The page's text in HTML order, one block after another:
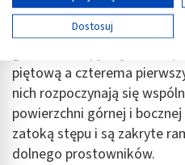
Tworzą one wspólny
piętową a czterema
nich rozpoczynają się
powierzchni górnej i
zatoką stępu i są zakryte
dolnego prostowników.
Używamy Twoich danych w
Cele przetwarzania IAB:
Przechowywanie informacji
dostęp do nich
Wykorzystywanie
wyboru reklam
Tworzenie profili w celu
Dostosuj